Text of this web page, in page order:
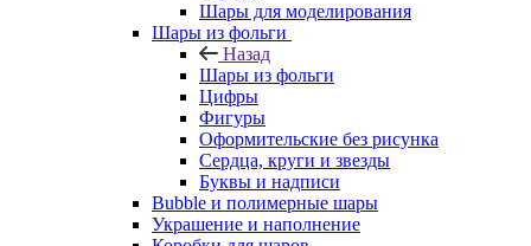
Шары для моделирования
Шары из фольги
Назад
Шары из фольги
Цифры
Фигуры
Оформительские без рисунка
Сердца, круги и звезды
Буквы и надписи
Bubble и полимерные шары
Украшение и наполнение